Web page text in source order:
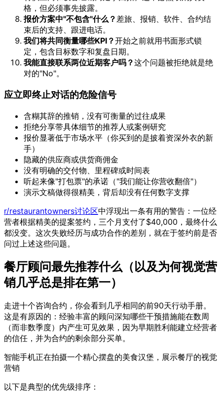
格，但必须事先披露。
报价方案中"不包含"什么？ 差旅、报销、软件、合约结
束后的支持、跟进电话。
我们将共同衡量哪些KPI？开始之前就用书面形式锁
定，包含目标数字和复盘日期。
我能直接联系两位近期客户吗？这个问题被拒绝就是绝
对的"No"。
应立即终止对话的危险信号
含糊其辞的推销，没有可衡量的过往成果
拒绝分享带具体细节的推荐人或案例研究
报价显著低于市场水平（你买到的是披着资深外衣的新
手）
隐藏的供应商或供货商佣金
没有明确的交付物、里程碑或时间表
听起来像"打包票"的承诺（"我们能让你营收翻倍"）
演示文稿做得很精美，背后却没有任何数字支撑
r/restaurantowners讨论区中浮现出一条有用的警告：一位经
营者根据精美的提案签约，三个月支付了$40,000，最终什么
都没变。这次失败经历与成功合作的差别，就在于签约前是否
问过上述这些问题。
餐厅顾问最先推荐什么（以及为何视觉营
销几乎总是排在第一）
走进十个咨询合约，你会看到几乎相同的前90天行动手册。
这是有原因的：经验丰富的顾问深知哪些干预措施能在数周
（而非数季度）内产生可见效果，因为早期胜利能建立经营者
的信任，并为合约的剩余部分买单。
智能手机正在拍摄一个精心摆盘的美食汉堡，展示餐厅的视觉
营销
以下是典型的优先级排序：